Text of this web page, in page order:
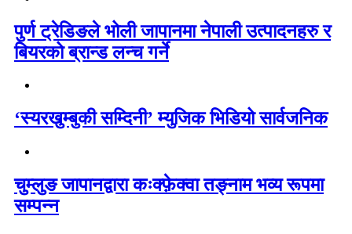
पुर्ण ट्रेडिङले भोली जापानमा नेपाली उत्पादनहरु र
बियरको ब्रान्ड लन्च गर्ने
‘स्यरखुम्बुकी सम्दिनी’ म्युजिक भिडियो सार्वजनिक
चुम्लुङ जापानद्वारा कःक्फ़ेक्वा तङ्नाम भव्य रूपमा
सम्पन्न